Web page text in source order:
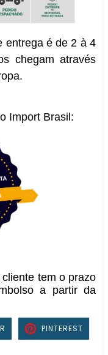
entrega é de 2 à 4
chegam através
Import Brasil:
tem o prazo
a partir da
TWEETARPINTERESTPIN